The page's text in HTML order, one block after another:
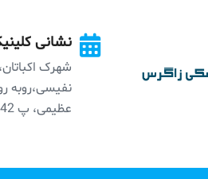
نشانی
شهرک اکباتان،
عظیمی، پ 42، طبقه 1